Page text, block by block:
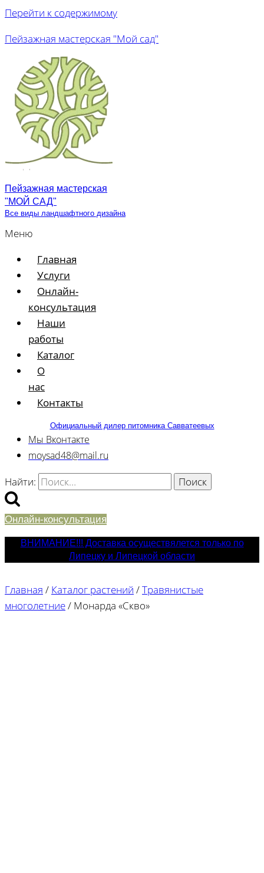
Перейти к содержимому
Пейзажная мастерская "Мой сад"
Пейзажная мастерская
"МОЙ САД"
Все виды ландшафтного дизайна
Меню
Главная
Услуги
Онлайн-
консультация
Наши
работы
Каталог
О
нас
Контакты
Официальный дилер питомника Савватеевых
Мы Вконтакте
moysad48@mail.ru
Найти:
Онлайн-консультация
ВНИМАНИЕ!!! Доставка осуществялется только по
Липецку и Липецкой области
Главная / Каталог растений /Травянистые
многолетние/ Монарда «Скво»